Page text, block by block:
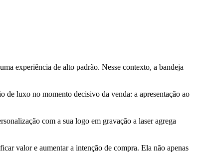
experiência de alto padrão. Nesse contexto, a bandeja
de luxo no momento decisivo da venda: a apresentação ao
com a sua logo em gravação a laser agrega
valor e aumentar a intenção de compra. Ela não apenas